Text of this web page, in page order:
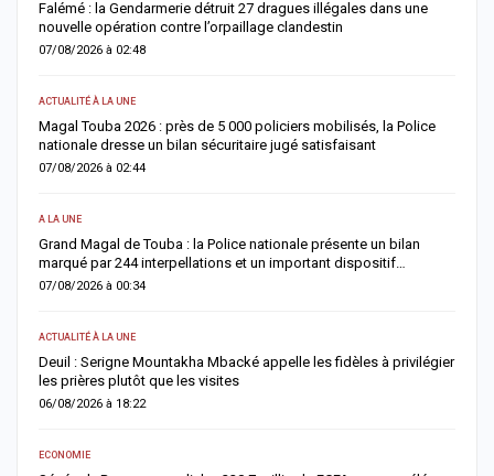
: la Gendarmerie détruit 27 dragues illégales dans une
opération contre l’orpaillage clandestin
08/2026 à 02:48
À LA UNE
Touba 2026 : près de 5 000 policiers mobilisés, la Police
dresse un bilan sécuritaire jugé satisfaisant
08/2026 à 02:44
Magal de Touba : la Police nationale présente un bilan
par 244 interpellations et un important dispositif…
08/2026 à 00:34
À LA UNE
: Serigne Mountakha Mbacké appelle les fidèles à privilégier
prières plutôt que les visites
08/2026 à 18:22
Jaxaay :
La